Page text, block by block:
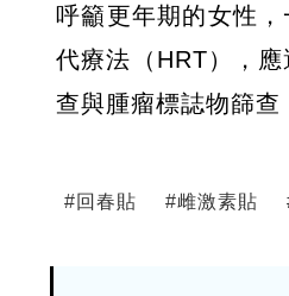
呼籲更年期的女性
代療法（HRT），
查與腫瘤標誌物篩查
#回春貼 #雌激素貼